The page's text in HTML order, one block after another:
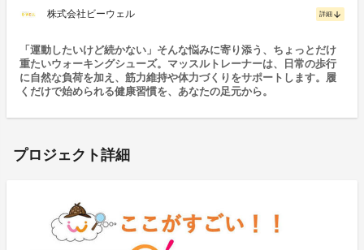
株式会社ビーウェル 詳細 arrow_downward
「運動したいけど続かない」そんな悩みに寄り添う、ちょっとだけ
重たいウォーキングシューズ。マッスルトレーナーは、日常の歩行
に自然な負荷を加え、筋力維持や体力づくりをサポートします。履
くだけで始められる健康習慣を、あなたの足元から。
プロジェクト詳細